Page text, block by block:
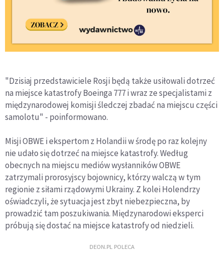
"Dzisiaj przedstawiciele Rosji będą także usiłowali dotrzeć
na miejsce katastrofy Boeinga 777 i wraz ze specjalistami z
międzynarodowej komisji śledczej zbadać na miejscu części
samolotu" - poinformowano.
Misji OBWE i ekspertom z Holandii w środę po raz kolejny
nie udało się dotrzeć na miejsce katastrofy. Według
obecnych na miejscu mediów wysłanników OBWE
zatrzymali prorosyjscy bojownicy, którzy walczą w tym
regionie z siłami rządowymi Ukrainy. Z kolei Holendrzy
oświadczyli, że sytuacja jest zbyt niebezpieczna, by
prowadzić tam poszukiwania. Międzynarodowi eksperci
próbują się dostać na miejsce katastrofy od niedzieli.
DEON.PL POLECA